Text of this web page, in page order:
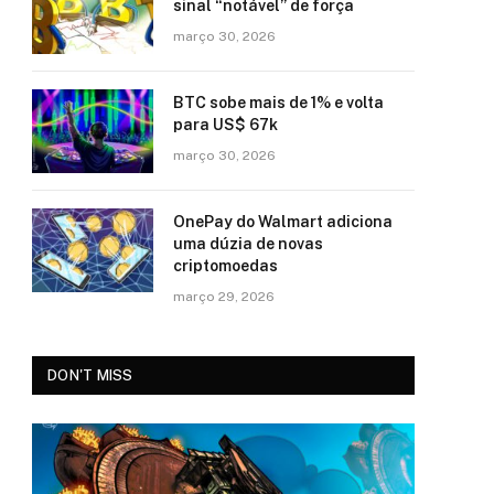
sinal “notável” de força
março 30, 2026
BTC sobe mais de 1% e volta
para US$ 67k
março 30, 2026
OnePay do Walmart adiciona
uma dúzia de novas
criptomoedas
março 29, 2026
DON'T MISS